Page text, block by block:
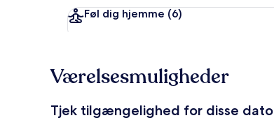
Føl dig hjemme (6)
Værelsesmuligheder
Tjek tilgængelighed for disse